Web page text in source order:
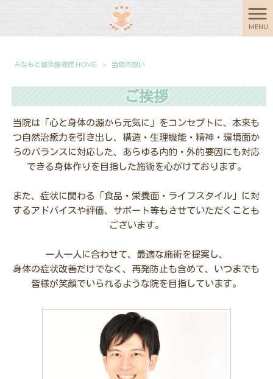
MENU
当院の想い
みなもと鍼灸整骨院 HOME > 当院の想い
ご挨拶
当院は「心と身体の源から元気に」をコンセプトに、本来も
つ自然治癒力を引き出し、構造・生理機能・精神・環境面か
らのバランスに対応した、あらゆる内的・外的要因にも対応
できる身体作りを目指した施術を心がけております。
また、症状に関わる「食品・栄養面・ライフスタイル」に対
するアドバイスや評価、サポート等もさせていただくことも
ございます。
一人一人に合わせて、最適な施術を提案し、
身体の症状改善だけでなく、再発防止も含めて、いつまでも
皆様が笑顔でいられるような院を目指しています。